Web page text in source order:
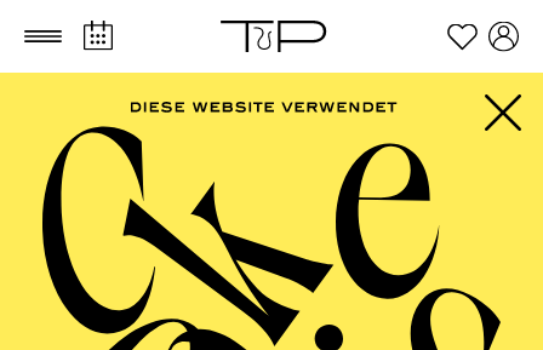
Zum Hauptinhalt springen Zum Footer springen
OPERA, AALTO
BALLETT ESSEN